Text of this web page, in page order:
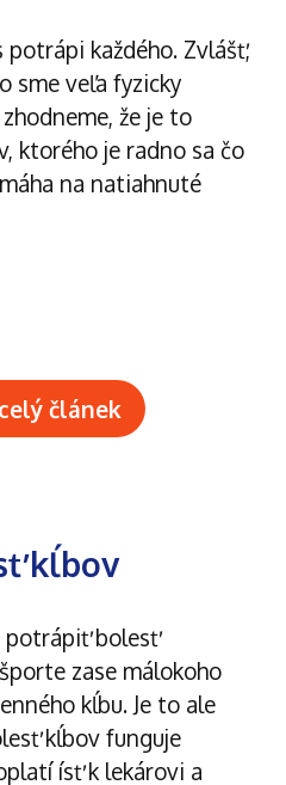
potrápi každého. Zvlášť,
sme veľa fyzicky
že je to
ktorého je radno sa čo
na natiahnuté
článek
kĺbov
potrápiť bolesť
zase málokoho
kĺbu. Je to ale
kĺbov funguje
ísť k lekárovi a